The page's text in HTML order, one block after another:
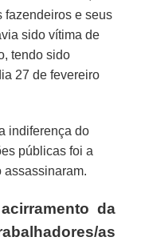
fazendeiros e seus
sido vítima de
tendo sido
27 de fevereiro
indiferença do
públicas foi a
assassinaram.
da
as